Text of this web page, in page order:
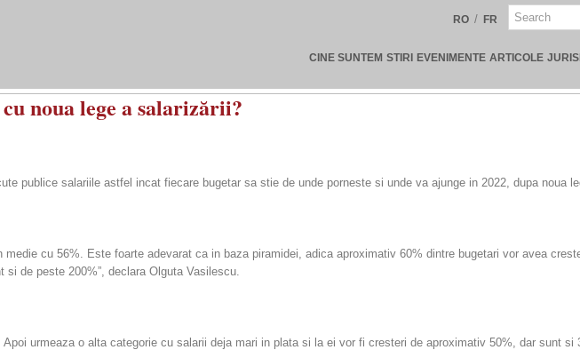
RO / FR
CINE SUNTEM STIRI EVENIMENTE ARTICOLE
noua lege a salarizării?
publice salariile astfel incat fiecare bugetar sa stie de unde porneste si unde va ajunge in 2022, dupa noua
cu 56%. Este foarte adevarat ca in baza piramidei, adica aproximativ 60% dintre bugetari vor avea
de peste 200%”, declara Olguta Vasilescu.
urmeaza o alta categorie cu salarii deja mari in plata si la ei vor fi cresteri de aproximativ 50%, dar sunt si